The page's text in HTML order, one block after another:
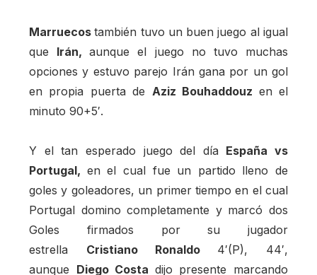
Marruecostambién tuvo un buen juego al igual
que Irán,aunque el juego no tuvo muchas
opciones y estuvo parejo Irán gana por un gol
en propia puerta de Aziz Bouhaddouz en el
minuto 90+5′.
Y el tan esperado juego del día España vs
Portugal, en el cual fue un partido lleno de
goles y goleadores, un primer tiempo en el cual
Portugal domino completamente y marcó dos
Goles firmados por su jugador
estrella Cristiano Ronaldo 4′(P), 44′,
aunque Diego Costa dijo presente marcando